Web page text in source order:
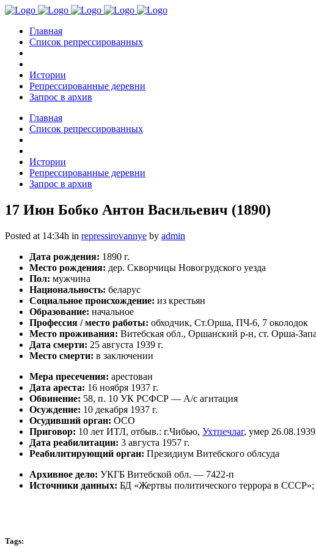
Главная
Список репрессированных
Истории
Репрессированные деревни
Запрос в архив
Главная
Список репрессированных
Истории
Репрессированные деревни
Запрос в архив
17 Июн Бобко Антон Васильевич (1890)
Posted at 14:34h in repressirovannye by admin
Дата рождения: 1890 г.
Место рождения: дер. Скворчицы Новогрудского уезда
Пол: мужчина
Национальность: беларус
Социальное происхождение: из крестьян
Образование: начальное
Профессия / место работы: обходчик, Ст.Орша, ПЧ-6, 7 околодок
Место проживания: Витебская обл., Оршанский р-н, ст. Орша-
Дата смерти: 25 августа 1939 г.
Место смерти: в заключении
Мера пресечения: арестован
Дата ареста: 16 ноября 1937 г.
Обвинение: 58, п. 10 УК РСФСР — А/с агитация
Осуждение: 10 декабря 1937 г.
Осудивший орган: ОСО
Приговор: 10 лет ИТЛ, отбыв.: г.Чибью, Ухтпечлаг, умер
Дата реабилитации: 3 августа 1957 г.
Реабилитирующий орган: Президиум Витебского облсуда
Архивное дело: УКГБ Витебской обл. — 7422-п
Источники данных: БД «Жертвы политического террора в
Tags: